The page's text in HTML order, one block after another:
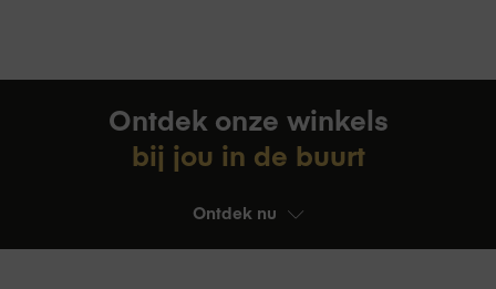
Ontdek onze winkels
bij jou in de buurt
Ontdek nu